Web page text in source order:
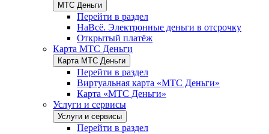
МТС Деньги
Перейти в раздел
НаВсё. Электронные деньги в отсрочку
Открытый платёж
Карта МТС Деньги
Карта МТС Деньги
Перейти в раздел
Виртуальная карта «МТС Деньги»
Карта «МТС Деньги»
Услуги и сервисы
Услуги и сервисы
Перейти в раздел